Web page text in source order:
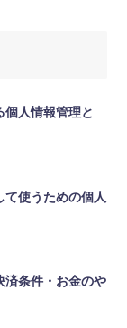
人情報管理と
使うための個人
済条件・お金のや